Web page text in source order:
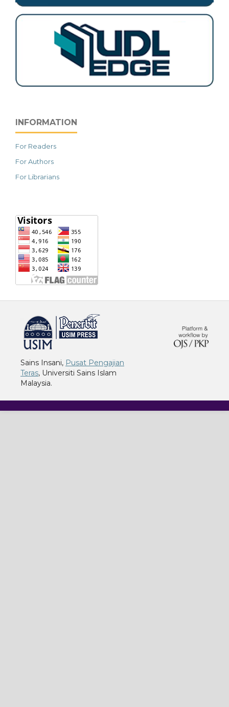
INFORMATION
For Readers
For Authors
For Librarians
Sains Insani, Pusat Pengajian
Teras, Universiti Sains Islam
Malaysia.